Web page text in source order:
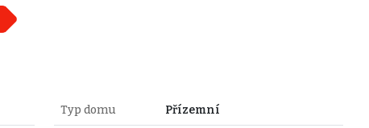
Typ domu Přízemní